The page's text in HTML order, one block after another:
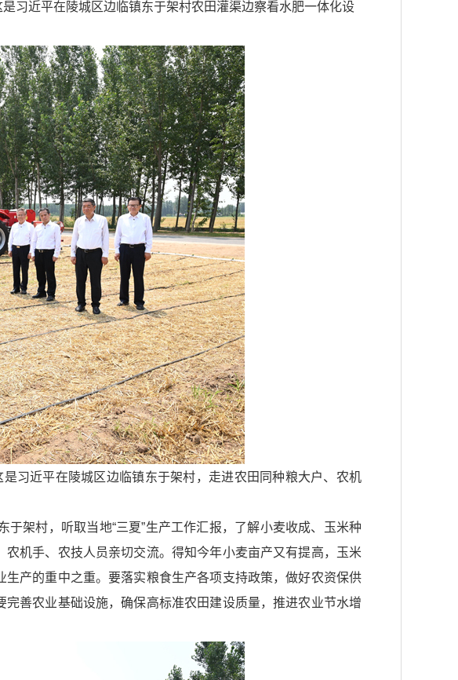
习近平在陵城区边临镇东于架村农田灌渠边察看水肥一体化设
习近平在陵城区边临镇东于架村，走进农田同种粮大户、农机
架村，听取当地“三夏”生产工作汇报，了解小麦收成、玉米种
机手、农技人员亲切交流。得知今年小麦亩产又有提高，玉米
产的重中之重。要落实粮食生产各项支持政策，做好农资保供
善农业基础设施，确保高标准农田建设质量，推进农业节水增